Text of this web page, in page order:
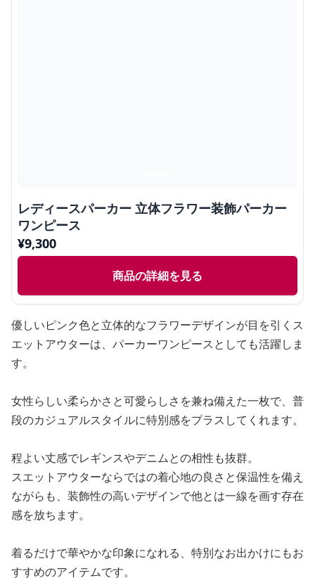
レディースパーカー 立体フラワー装飾パーカー
ワンピース
¥9,300
商品の詳細を見る
優しいピンク色と立体的なフラワーデザインが目を引くス
エットアウターは、パーカーワンピースとしても活躍しま
す。
女性らしい柔らかさと可愛らしさを兼ね備えた一枚で、普
段のカジュアルスタイルに特別感をプラスしてくれます。
程よい丈感でレギンスやデニムとの相性も抜群。
スエットアウターならではの着心地の良さと保温性を備え
ながらも、装飾性の高いデザインで他とは一線を画す存在
感を放ちます。
着るだけで華やかな印象になれる、特別なお出かけにもお
すすめのアイテムです。